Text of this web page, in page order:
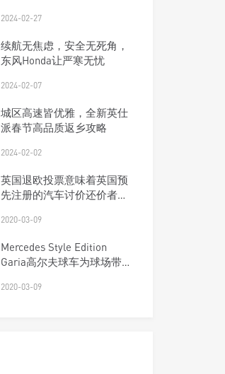
2024-02-27
续航无焦虑，安全无死角，
东风Honda让严寒无忧
2024-02-07
城区高速皆优雅，全新英仕
派春节高品质返乡攻略
2024-02-02
英国退欧投票意味着英国预
先注册的汽车讨价还价者会
2020-03-09
Mercedes Style Edition
Garia高尔夫球车为球场带
2020-03-09